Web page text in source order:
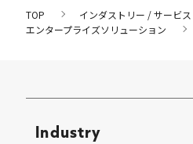
TOP
インダストリー / サービス
エンタープライズソリューション
Industry